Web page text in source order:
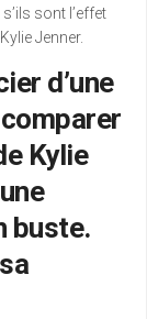
sont l’effet
Jenner.
d’une
Kylie
buste.